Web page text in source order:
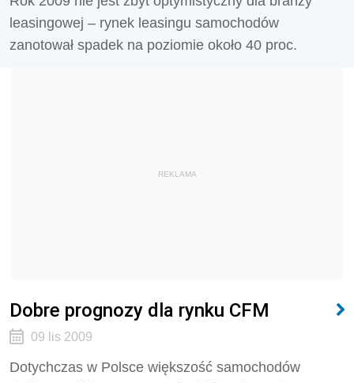
leasingowej – rynek leasingu samochodów
zanotował spadek na poziomie około 40 proc.
REKLAMA
Dobre prognozy dla rynku CFM
09 lis 2009
Dotychczas w Polsce większość samochodów